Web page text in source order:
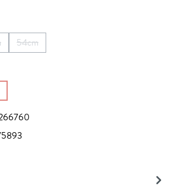
zurzeit nicht verfügbar.)
Option ist zurzeit nicht verfügbar.)
54cm
(Diese Option ist zurzeit nicht verfügbar.)
ist zurzeit nicht verfügbar.)